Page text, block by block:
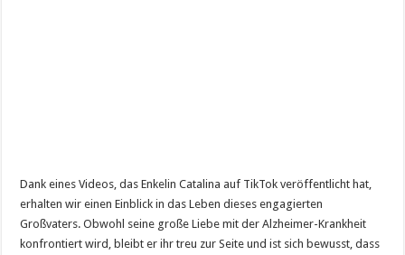
Dank eines Videos, das Enkelin Catalina auf TikTok veröffentlicht hat,
erhalten wir einen Einblick in das Leben dieses engagierten
Großvaters. Obwohl seine große Liebe mit der Alzheimer-Krankheit
konfrontiert wird, bleibt er ihr treu zur Seite und ist sich bewusst, dass